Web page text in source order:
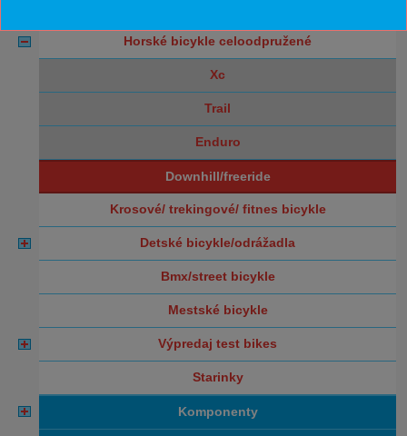
horské bicykle celoodpružené
xc
trail
enduro
downhill/freeride
krosové/ trekingové/ fitnes bicykle
detské bicykle/odrážadla
bmx/street bicykle
mestské bicykle
výpredaj test bikes
starinky
komponenty